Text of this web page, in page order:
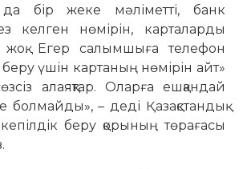
бір жеке мәліметті, банк
келген нөмірін, карталарды
жоқ. Егер салымшыға телефон
үшін картаның нөмірін айт»
алаяқтар. Оларға ешқандай
болмайды», – деді Қазақстандық
беру қорының төрағасы